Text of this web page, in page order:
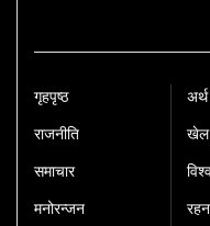
गृहपृष्‍ठ
राजनीति
समाचार
मनोरन्जन
अर्थ
खेल